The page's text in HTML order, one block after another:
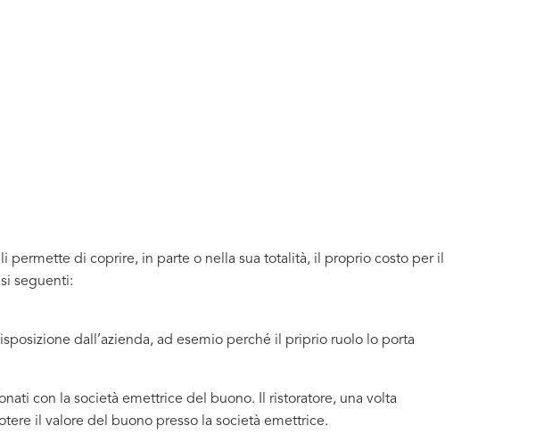
permette di coprire, in parte o nella sua totalità, il proprio costo per il
seguenti:
dall’azienda, ad esemio perché il priprio ruolo lo porta
con la società emettrice del buono. Il ristoratore, una volta
il valore del buono presso la società emettrice.